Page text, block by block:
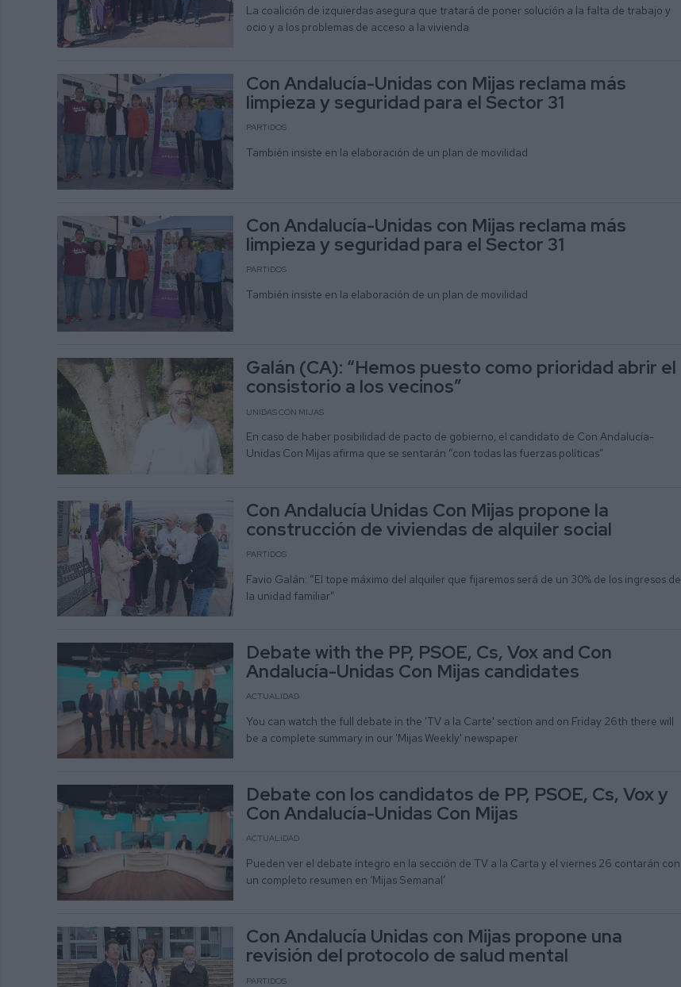
La coalición de izquierdas asegura que tratará de poner solución a la falta de trabajo y
ocio y a los problemas de acceso a la vivienda
Con Andalucía-Unidas con Mijas reclama más
limpieza y seguridad para el Sector 31
PARTIDOS
También insiste en la elaboración de un plan de movilidad
Con Andalucía-Unidas con Mijas reclama más
limpieza y seguridad para el Sector 31
PARTIDOS
También insiste en la elaboración de un plan de movilidad
Galán (CA): “Hemos puesto como prioridad abrir el
consistorio a los vecinos”
UNIDAS CON MIJAS
En caso de haber posibilidad de pacto de gobierno, el candidato de Con Andalucía-
Unidas Con Mijas afirma que se sentarán “con todas las fuerzas políticas”
Con Andalucía Unidas Con Mijas propone la
construcción de viviendas de alquiler social
PARTIDOS
Favio Galán: “El tope máximo del alquiler que fijaremos será de un 30% de los ingresos de
la unidad familiar”
Debate with the PP, PSOE, Cs, Vox and Con
Andalucía-Unidas Con Mijas candidates
ACTUALIDAD
You can watch the full debate in the 'TV a la Carte' section and on Friday 26th there will
be a complete summary in our 'Mijas Weekly' newspaper
Debate con los candidatos de PP, PSOE, Cs, Vox y
Con Andalucía-Unidas Con Mijas
ACTUALIDAD
Pueden ver el debate íntegro en la sección de TV a la Carta y el viernes 26 contarán con
un completo resumen en ‘Mijas Semanal’
Con Andalucía Unidas con Mijas propone una
revisión del protocolo de salud mental
PARTIDOS